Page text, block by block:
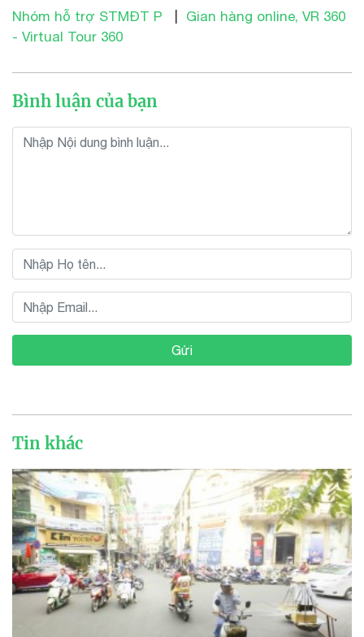
Nhóm hỗ trợ STMĐT P
Gian hàng online, VR 360
- Virtual Tour 360
Bình luận của bạn
Gửi
Tin khác